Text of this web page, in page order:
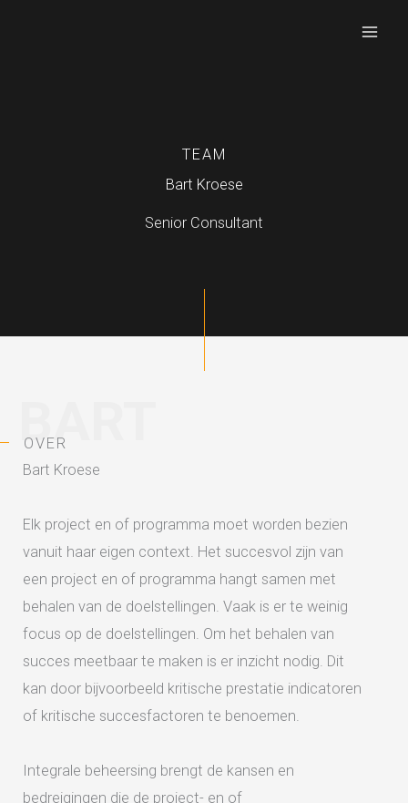
TEAM
Bart Kroese
Senior Consultant
BART
OVER
Bart Kroese
Elk project en of programma moet worden bezien
vanuit haar eigen context. Het succesvol zijn van
een project en of programma hangt samen met
behalen van de doelstellingen. Vaak is er te weinig
focus op de doelstellingen. Om het behalen van
succes meetbaar te maken is er inzicht nodig. Dit
kan door bijvoorbeeld kritische prestatie indicatoren
of kritische succesfactoren te benoemen.
Integrale beheersing brengt de kansen en
bedreigingen die de project- en of